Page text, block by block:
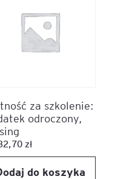
za szkolenie:
odroczony,
zł
do koszyka